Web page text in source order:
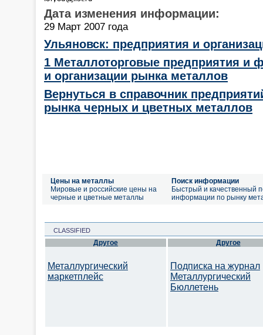
Дата изменения информации:
29 Март 2007 года
Ульяновск: предприятия и
1 Металлоторговые предприятия и
и организации рынка металлов
Вернуться в справочник
рынка черных и цветных металлов
Цены на металлы
Мировые и российские цены на
черные и цветные металлы
Поиск информации
Быстрый и качественный
информации по рынку
CLASSIFIED
Другое
Металлургический
маркетплейс
Другое
Подписка на журнал
Металлургический
Бюллетень